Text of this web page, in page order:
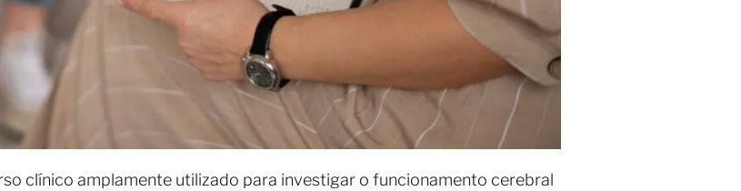
clínico amplamente utilizado para investigar o funcionamento cerebral